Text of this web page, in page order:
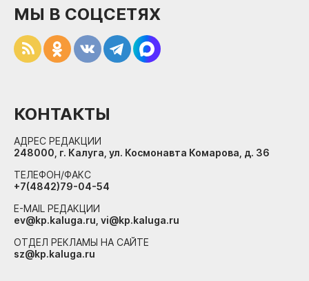
МЫ В СОЦСЕТЯХ
КОНТАКТЫ
АДРЕС РЕДАКЦИИ
248000, г. Калуга, ул. Космонавта Комарова, д. 36
ТЕЛЕФОН/ФАКС
+7(4842)79-04-54
E-MAIL РЕДАКЦИИ
ev@kp.kaluga.ru, vi@kp.kaluga.ru
ОТДЕЛ РЕКЛАМЫ НА САЙТЕ
sz@kp.kaluga.ru